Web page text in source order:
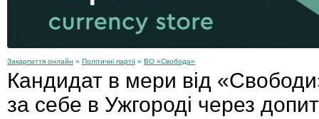
Закарпаття онлайн » Політичні партії » ВО «Свобода»
Кандидат в мери від
за себе в Ужгороді через